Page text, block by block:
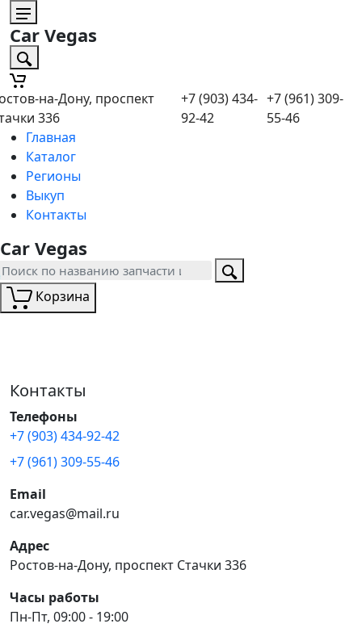
Car Vegas
на-Дону, проспект
336
+7 (903) 434-
92-42
+7 (961) 309-
55-46
Главная
Каталог
Регионы
Выкуп
Контакты
Car Vegas
Корзина
Контакты
Телефоны
+7 (903) 434-92-42
+7 (961) 309-55-46
Email
car.vegas@mail.ru
Адрес
Ростов-на-Дону, проспект Стачки 336
Часы работы
Пн-Пт, 09:00 - 19:00